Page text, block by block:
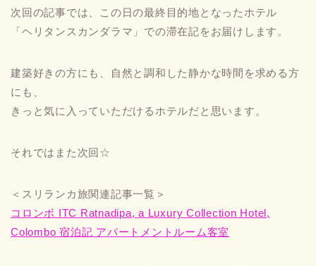
次回の記事では、この日の最終目的地となったホテル
「ヘリタンスカンダラマ」での滞在記をお届けします。
建築好きの方にも、自然と調和した静かな時間を求める方
にも、
きっと気に入っていただけるホテルだと思います。
それではまた次回☆
＜スリランカ旅関連記事一覧＞
コロンボ ITC Ratnadipa, a Luxury Collection Hotel,
Colombo 宿泊記 アパートメントルーム客室